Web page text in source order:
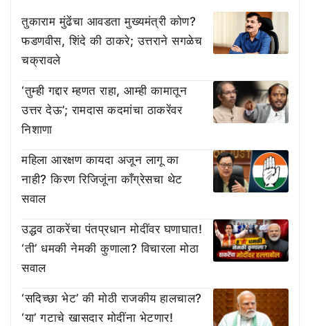
तुकाराम मुंढेंचा आवडता मुख्यमंत्री कोण?
फडणवीस, शिंदे की ठाकरे; उत्तराने सगळेच
चक्रावले
‘तुम्ही गद्दार म्हणत राहा, आम्ही कामातून
उत्तर देऊ’; रामदास कदमांचा ठाकरेंवर
निशाणा
महिला आरक्षण कायदा अजून लागू का
नाही? किरण रिजिजूंना काँग्रेसचा थेट
सवाल
उद्धव ठाकरेंचा पंतप्रधान मोदींवर घणाघात!
‘ती’ धमकी नेमकी कुणाला? विचारला मोठा
सवाल
‘सदिच्छा भेट’ की मोठी राजकीय हालचाल?
‘या’ गटाचे खासदार मोदींना भेटणार!